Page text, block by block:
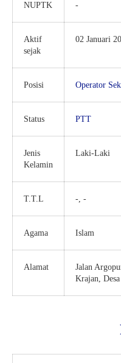
NUPTK -
Aktif
sejak
02 Januari
Posisi Operator
Status PTT
Jenis
Kelamin
Laki-Laki
T.T.L -, -
Agama Islam
Alamat
Jalan
Krajan,